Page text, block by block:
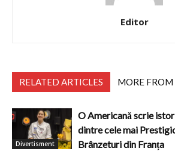
Editor
RELATED ARTICLES MORE
Divertisment
O Americană scrie
dintre cele mai
Brânzeturi din Franța